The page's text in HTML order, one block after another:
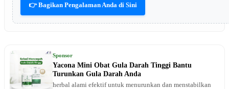
👉 Bagikan Pengalaman Anda di Sini
Sponsor
Yacona Mini Obat Gula Darah Tinggi Bantu
Turunkan Gula Darah Anda
herbal alami efektif untuk menurunkan dan menstabilkan